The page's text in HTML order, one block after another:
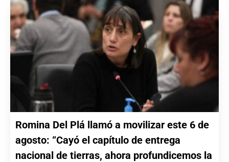
Romina Del Plá llamó a movilizar este 6 de
agosto: “Cayó el capítulo de entrega
nacional de tierras, ahora profundicemos la